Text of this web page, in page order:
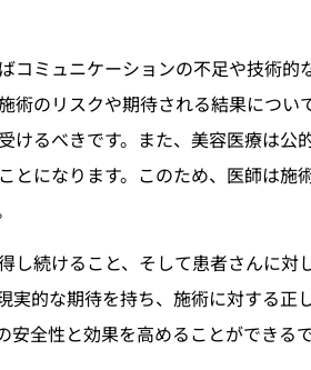
コミュニケーションの不足や技術的
術のリスクや期待される結果につい
るべきです。また、美容医療は公
とになります。このため、医師は施
し続けること、そして患者さんに対
実的な期待を持ち、施術に対する正
全性と効果を高めることができるで